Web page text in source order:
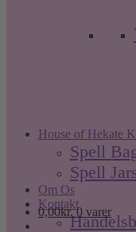
House of Hekate
Spell
Spell
Om Os
Kontakt
0,00kr. 0 varer